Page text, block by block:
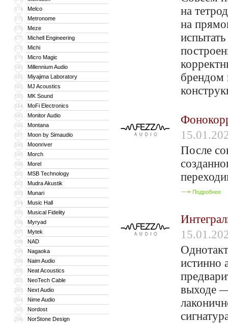
174 Melco
175 Metronome
176 Meze
177 Michell Engineering
178 Michi
179 Micro Magic
180 Millennium Audio
181 Miyajima Laboratory
182 MJ Acoustics
183 MK Sound
184 MoFi Electronics
185 Monitor Audio
186 Montana
187 Moon by Simaudio
188 Moonriver
189 Morch
190 Morel
191 MSB Technology
192 Mudra Akustik
193 Munari
194 Music Hall
195 Musical Fidelity
196 Myryad
197 Mytek
198 NAD
199 Nagaoka
200 Naim Audio
201 Neat Acoustics
202 NeoTech Cable
203 Next Audio
204 Nime Audio
205 Nordost
206 NorStone Design
на
на
брендом
После
Подробнее
истинно
выходе